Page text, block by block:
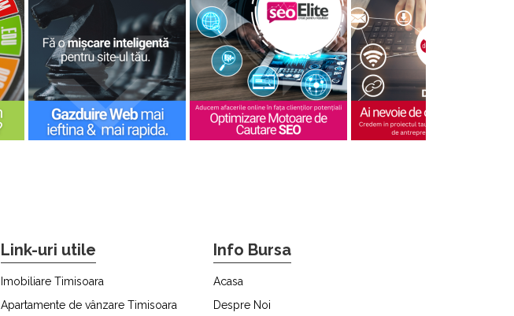
Link-uri utile
Imobiliare Timisoara
Apartamente de vânzare Timisoara
Info Bursa
Acasa
Despre Noi